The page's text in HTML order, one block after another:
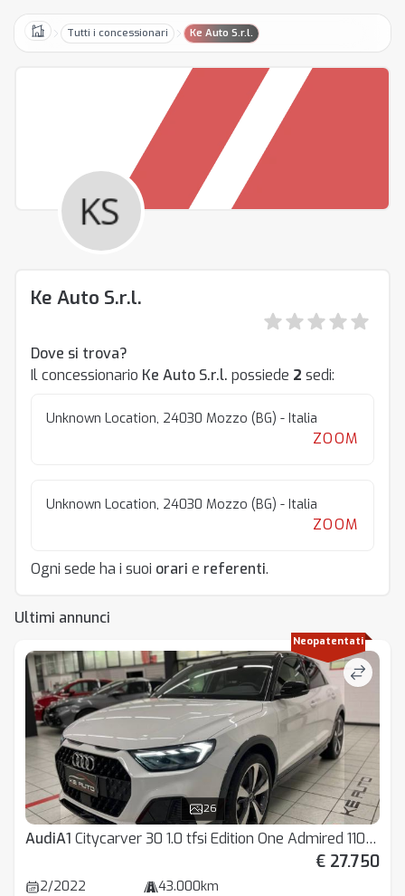
HomeTutti i concessionari Ke Auto S.r.l.
Ke Auto S.r.l.
Dove si trova?
Il concessionario Ke Auto S.r.l. possiede 2 sedi:
Unknown Location, 24030 Mozzo (BG) - Italia
ZOOM
Unknown Location, 24030 Mozzo (BG) - Italia
ZOOM
Ogni sede ha i suoi orari e referenti.
Ultimi annunci
26
Neopatentati
AudiA1 Citycarver 30 1.0 tfsi Edition One Admired 110cv s-tronic
€ 27.750
2/2022
43.000km